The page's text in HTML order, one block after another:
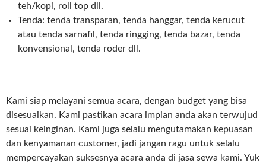
teh/kopi, roll top dll.
Tenda: tenda transparan, tenda hanggar, tenda kerucut
atau tenda sarnafil, tenda ringging, tenda bazar, tenda
konvensional, tenda roder dll.
Kami siap melayani semua acara, dengan budget yang bisa
disesuaikan. Kami pastikan acara impian anda akan terwujud
sesuai keinginan. Kami juga selalu mengutamakan kepuasan
dan kenyamanan customer, jadi jangan ragu untuk selalu
mempercayakan suksesnya acara anda di jasa sewa kami. Yuk